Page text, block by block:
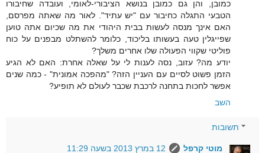
כמובן, והן גם כמובן בנושא הציבורי-לאומי, ועובדה שחיבורו
הטבעי התגלה כחיבור עם "יש עתיד". לאור מה שאתה מפרסם,
האם אינך מנסה לעשות בבית היהודי את מה שכיום אתה טוען
שפייגלין טעה בעשותו בליכוד, כלומר להשתלט מבפנים על כוח
פוליטי שקווי הפעולה שלו אחרים משלך?
יודע מה? עזוב, נסה לענות לי על שאלה אחרת: האם לא הגיע
הזמן פשוט לסיים עם העניין הזה? "מהפכה אמונית" - כמה שנים
אפשר לחכות בתחנה לרכבת שכבר לעולם לא תופיע?
השב
תשובות
מוטי קרפל
12 במרץ 2013 בשעה 11:29